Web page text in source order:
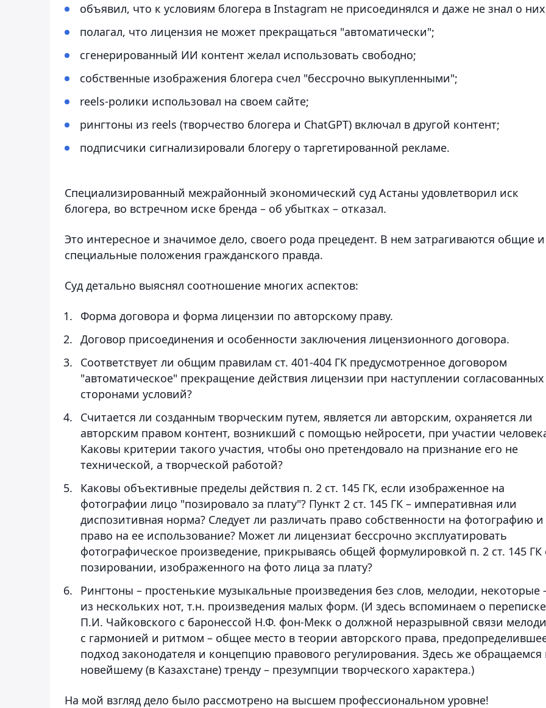
объявил, что к условиям блогера в Instagram не присоединялся и даже не знал о
полагал, что лицензия не может прекращаться "автоматически";
сгенерированный ИИ контент желал использовать свободно;
собственные изображения блогера счел "бессрочно выкупленными";
reels-ролики использовал на своем сайте;
рингтоны из reels (творчество блогера и ChatGPT) включал в другой контент;
подписчики сигнализировали блогеру о таргетированной рекламе.
Специализированный межрайонный экономический суд Астаны удовлетворил иск
блогера, во встречном иске бренда – об убытках – отказал.
Это интересное и значимое дело, своего рода прецедент. В нем затрагиваются общие и
специальные положения гражданского правда.
Суд детально выяснял соотношение многих аспектов:
Форма договора и форма лицензии по авторскому праву.
Договор присоединения и особенности заключения лицензионного договора.
Соответствует ли общим правилам ст. 401-404 ГК предусмотренное договором
"автоматическое" прекращение действия лицензии при наступлении согласованных
сторонами условий?
Считается ли созданным творческим путем, является ли авторским, охраняется ли
авторским правом контент, возникший с помощью нейросети, при участии
Каковы критерии такого участия, чтобы оно претендовало на признание его не
технической, а творческой работой?
Каковы объективные пределы действия п. 2 ст. 145 ГК, если изображенное на
фотографии лицо "позировало за плату"? Пункт 2 ст. 145 ГК – императивная или
диспозитивная норма? Следует ли различать право собственности на фотографию и
право на ее использование? Может ли лицензиат бессрочно эксплуатировать
фотографическое произведение, прикрываясь общей формулировкой п. 2 ст. 145 ГК
позировании, изображенного на фото лица за плату?
Рингтоны – простенькие музыкальные произведения без слов, мелодии, некоторые
из нескольких нот, т.н. произведения малых форм. (И здесь вспоминаем о переписке
П.И. Чайковского с баронессой Н.Ф. фон-Мекк о должной неразрывной связи
с гармонией и ритмом – общее место в теории авторского права,
подход законодателя и концепцию правового регулирования. Здесь же обращаемся
новейшему (в Казахстане) тренду – презумпции творческого характера.)
На мой взгляд дело было рассмотрено на высшем профессиональном уровне!